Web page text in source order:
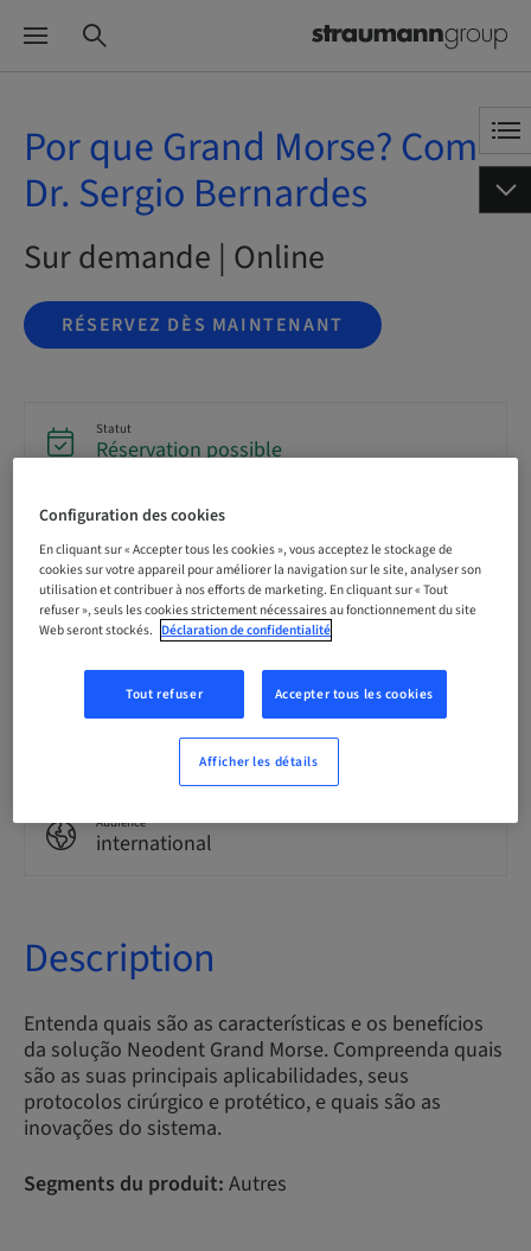
Por que Grand Morse? Com
Dr. Sergio Bernardes
Sur demande | Online
RÉSERVEZ DÈS MAINTENANT
Statut
Réservation possible
Langue
Portuguais
Points
0.00 Points
Méthode de livraison
Cours en ligne
Audience
international
Description
Entenda quais são as características e os benefícios
da solução Neodent Grand Morse. Compreenda quais
são as suas principais aplicabilidades, seus
protocolos cirúrgico e protético, e quais são as
inovações do sistema.
Segments du produit: Autres
Configuration des cookies
En cliquant sur « Accepter tous les cookies », vous acceptez le stockage de
cookies sur votre appareil pour améliorer la navigation sur le site, analyser son
utilisation et contribuer à nos efforts de marketing. En cliquant sur « Tout
refuser », seuls les cookies strictement nécessaires au fonctionnement du site
Web seront stockés. Déclaration de confidentialité
Tout refuser Accepter tous les cookies
Afficher les détails